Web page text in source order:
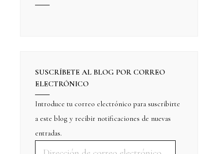
SUSCRÍBETE AL BLOG POR CORREO
ELECTRÓNICO
Introduce tu correo electrónico para suscribirte
a este blog y recibir notificaciones de nuevas
entradas.